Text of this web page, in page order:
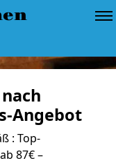
Angebot
: Top-
87€ –